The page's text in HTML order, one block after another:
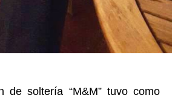
de soltería “M&M” tuvo como